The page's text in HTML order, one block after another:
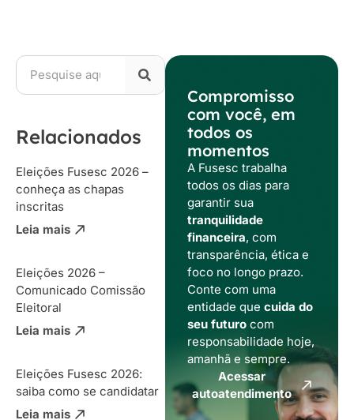
Relacionados
Eleições Fusesc 2026 –
conheça as chapas
inscritas
Leia mais
Eleições 2026 –
Comunicado Comissão
Eleitoral
Leia mais
Eleições Fusesc 2026:
saiba como se candidatar
Leia mais
Compromisso
com você, em
todos os
momentos
A Fusesc trabalha
todos os dias para
garantir sua
tranquilidade
financeira, com
transparência, ética e
foco no longo prazo.
Conte com uma
entidade que cuida do
seu futurocom
responsabilidade hoje,
amanhã e sempre.
Acessar
autoatendimento